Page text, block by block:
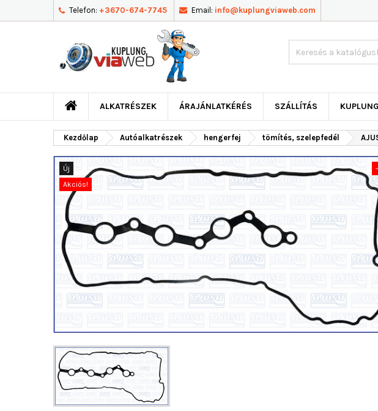
Telefon: +3670-674-7745 Email: info@kuplungviaweb.com
ALKATRÉSZEK ÁRAJÁNLATKÉRÉS SZÁLLÍTÁS
Kezdőlap Autóalkatrészek hengerfej tömítés, szelepfedél
Új
Akciós!